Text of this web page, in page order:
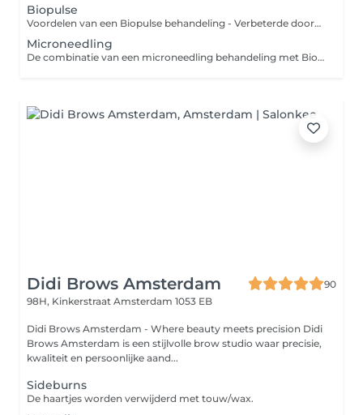
Biopulse
Voordelen van een Biopulse behandeling - Verbeterde doorbloeding: Stimuleert de circulatie, waardoor de huid beter wordt voorzien van zuurstof en voedingsstoffen. - Betere opname van werkstoffen: Actieve ingrediënten dringen dieper door in de huid voor optimaal resultaat. - Verhoogde collageen- en elastineproductie: Helpt de huid steviger en elastischer te maken. - Vermindering van fijne lijntjes: Verstevigt de huid en vermindert tekenen van veroudering. - Diepe hydratatie: Verhoogt het vochtgehalte van de huid voor een frisse uitstraling. - Huidvernieuwing: Stimuleert celregeneratie, wat zorgt voor een gezondere, stralendere huid. - Ontspanning: Heeft een kalmerend effect en vermindert stress.
Microneedling
De combinatie van een microneedling behandeling met Biopulse biedt krachtige voordelen voor je huid: 1. Verbeterde collageenproductie: Microneedling stimuleert de aanmaak van collageen, terwijl Biopulse de huid beter doorbloedt en de cellen diepere herstelprocessen activeert. 2. Diepe hydratatie: Biopulse zorgt ervoor dat actieve werkstoffen, zoals serums, beter in de huid kunnen doordringen, waardoor de huid intensief gehydrateerd wordt. 3. Sneller herstel: De Biopulse behandeling versnelt het herstelproces van de huid na microneedling, waardoor de resultaten sneller zichtbaar zijn. 4. Verbeterde huidtextuur en teint: Deze combinatie vermindert fijne lijntjes, vergroot de stevigheid van de huid en zorgt voor een stralende, egalere teint. Door microneedling te combineren met Biopulse haal je het maximale uit je behandeling voor een gezondere, stralende huid!
Didi Brows Amsterdam
90
98H, Kinkerstraat Amsterdam 1053 EB
Didi Brows Amsterdam - Where beauty meets precision Didi
Brows Amsterdam is een stijlvolle brow studio waar precisie,
kwaliteit en persoonlijke aand...
Sideburns
De haartjes worden verwijderd met touw/wax.